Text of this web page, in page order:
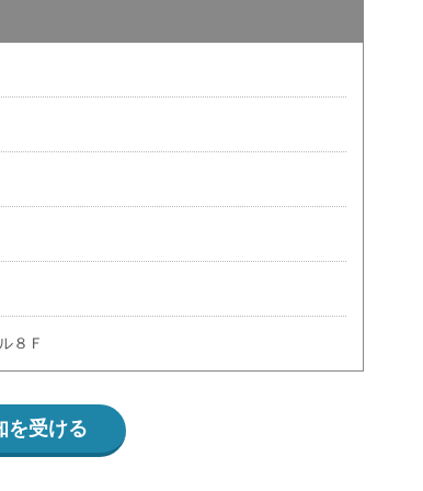
８Ｆ
を受ける